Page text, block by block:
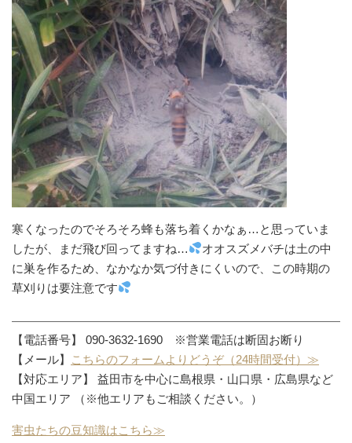
寒くなったのでそろそろ蜂も落ち着くかなぁ…と思っていま
したが、まだ飛び回ってますね…
オオスズメバチは土の中
に巣を作るため、なかなか気づ付きにくいので、この時期の
草刈りは要注意です
【電話番号】 090-3632-1690 ※営業電話は断固お断り
【メール】
こちらのフォームよりどうぞ（24時間受付）≫
【対応エリア】 益田市を中心に島根県・山口県・広島県など
中国エリア （※他エリアもご相談ください。）
害虫たちの豆知識はこちら≫